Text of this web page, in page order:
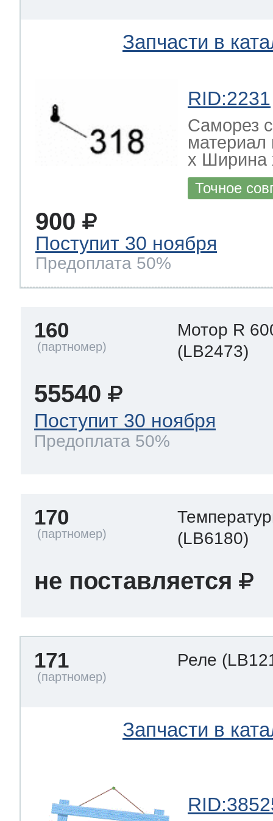
Запчасти в
RID:2231
Саморез
х Ширина
Точное
900
Поступит 30 ноября
Предоплата 50%
160
Мотор R
(LB2473)
55540
Поступит 30 ноября
Предоплата 50%
170
(LB6180)
не поставляется
171 Реле
Запчасти в